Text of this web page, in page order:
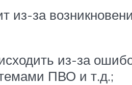
из-за
из-за
ПВО и т.д.;